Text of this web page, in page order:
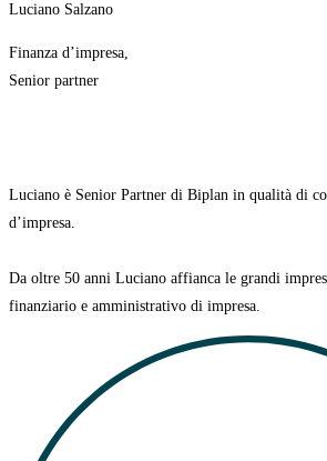
Luciano Salzano
Finanza d’impresa,
Senior partner
Luciano è Senior Partner di Biplan in qualità di
d’impresa.
Da oltre 50 anni Luciano affianca le grandi
finanziario e amministrativo di impresa.